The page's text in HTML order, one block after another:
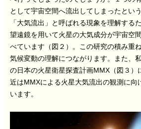
として宇宙空間へ流出してしまったとい
「大気流出」と呼ばれる現象を理解する
望遠鏡を用いて火星の大気成分が宇宙空
べています（図２）。この研究の積み重
気候変動の理解につながります。また、
の日本の火星衛星探査計画MMX（図３）
近はMMXによる火星大気流出の観測に向
います。